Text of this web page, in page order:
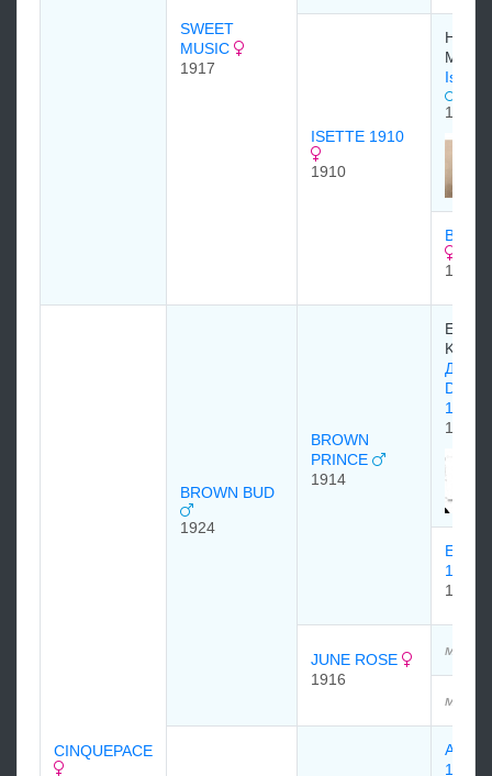
SWEET
MUSIC
1917
ISETTE 1910
1910
Harry
1890
1902
CINQUEPACE
BROWN BUD
1924
BROWN
PRINCE
1914
Дарк
Dark
1905
1905
1897
1897
JUNE ROSE
1916
Аякс
1901